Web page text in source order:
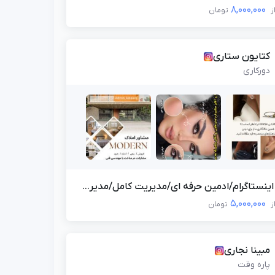
8,000,000 تومان
کتایون ستاری
دورکاری
ادمین حرفه ای/مدیریت کامل/مدیر...
5,000,000 تومان
مبینا نجاری
پاره وقت